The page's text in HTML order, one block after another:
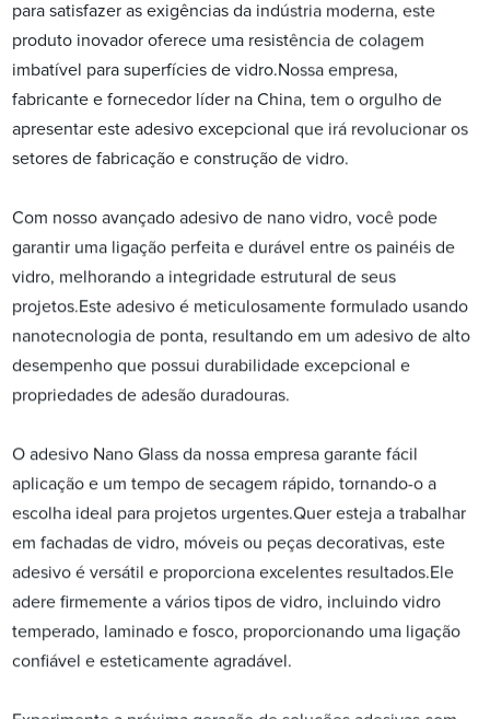
para satisfazer as exigências da indústria moderna, este
produto inovador oferece uma resistência de colagem
imbatível para superfícies de vidro.Nossa empresa,
fabricante e fornecedor líder na China, tem o orgulho de
apresentar este adesivo excepcional que irá revolucionar os
setores de fabricação e construção de vidro.
Com nosso avançado adesivo de nano vidro, você pode
garantir uma ligação perfeita e durável entre os painéis de
vidro, melhorando a integridade estrutural de seus
projetos.Este adesivo é meticulosamente formulado usando
nanotecnologia de ponta, resultando em um adesivo de alto
desempenho que possui durabilidade excepcional e
propriedades de adesão duradouras.
O adesivo Nano Glass da nossa empresa garante fácil
aplicação e um tempo de secagem rápido, tornando-o a
escolha ideal para projetos urgentes.Quer esteja a trabalhar
em fachadas de vidro, móveis ou peças decorativas, este
adesivo é versátil e proporciona excelentes resultados.Ele
adere firmemente a vários tipos de vidro, incluindo vidro
temperado, laminado e fosco, proporcionando uma ligação
confiável e esteticamente agradável.